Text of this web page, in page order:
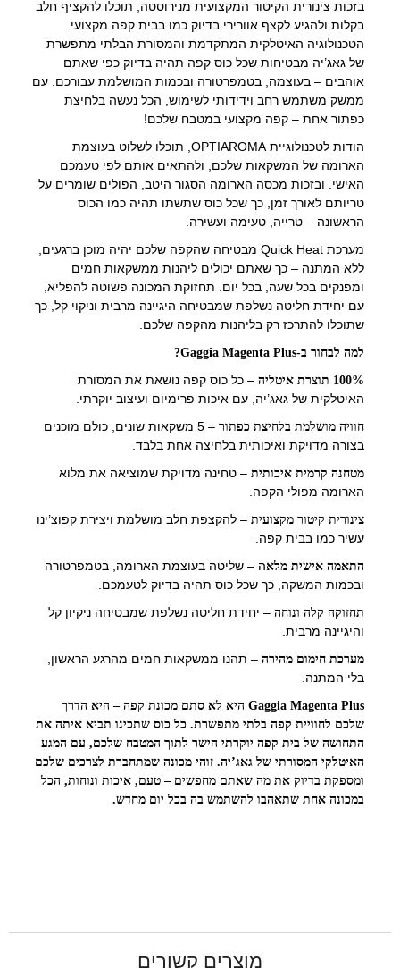
בזכות צינורית הקיטור המקצועית מנירוסטה, תוכלו להקציף חלב
בקלות ולהגיע לקצף אוורירי בדיוק כמו בבית קפה מקצועי.
הטכנולוגיה האיטלקית המתקדמת והמסורת הבלתי מתפשרת
של גאג’יה מבטיחות שכל כוס קפה תהיה בדיוק כפי שאתם
אוהבים – בעוצמה, בטמפרטורה ובכמות המושלמת עבורכם. עם
ממשק משתמש רחב וידידותי לשימוש, הכל נעשה בלחיצת
כפתור אחת – קפה מקצועי במטבח שלכם!
הודות לטכנולוגיית OPTIAROMA, תוכלו לשלוט בעוצמת
הארומה של המשקאות שלכם, ולהתאים אותם לפי טעמכם
האישי. ובזכות מכסה הארומה הסגור היטב, הפולים שומרים על
טריותם לאורך זמן, כך שכל כוס שתשתו תהיה כמו הכוס
הראשונה – טרייה, טעימה ועשירה.
מערכת Quick Heat מבטיחה שהקפה שלכם יהיה מוכן ברגעים,
ללא המתנה – כך שאתם יכולים ליהנות ממשקאות חמים
ומפנקים בכל שעה, בכל יום. תחזוקת המכונה פשוטה להפליא,
עם יחידת חליטה נשלפת שמבטיחה היגיינה מרבית וניקוי קל, כך
שתוכלו להתרכז רק בליהנות מהקפה שלכם.
למה לבחור ב-Gaggia Magenta Plus?
100% תוצרת איטליה
– כל כוס קפה נושאת את המסורת
האיטלקית של גאג’יה, עם איכות פרימיום ועיצוב יוקרתי.
חוויה מושלמת בלחיצת כפתור
– 5 משקאות שונים, כולם מוכנים
בצורה מדויקת ואיכותית בלחיצה אחת בלבד.
מטחנה קרמית איכותית – טחינה מדויקת שמוציאה את מלוא
הארומה מפולי הקפה.
צינורית קיטור מקצועית – להקצפת חלב מושלמת ויצירת קפוצ’ינו
עשיר כמו בבית קפה.
התאמה אישית מלאה – שליטה בעוצמת הארומה, בטמפרטורה
ובכמות המשקה, כך שכל כוס תהיה בדיוק לטעמכם.
תחזוקה קלה ונוחה – יחידת חליטה נשלפת שמבטיחה ניקיון קל
והיגיינה מרבית.
מערכת חימום מהירה – תהנו ממשקאות חמים מהרגע הראשון,
בלי המתנה.
Gaggia Magenta Plus היא לא סתם מכונת קפה – היא הדרך
שלכם לחוויית קפה בלתי מתפשרת. כל כוס שתכינו תביא איתה את
התחושה של בית קפה יוקרתי הישר לתוך המטבח שלכם, עם המגע
האיטלקי המסורתי של גאג’יה. זוהי מכונה שמתחברת לצרכים שלכם
ומספקת בדיוק את מה שאתם מחפשים – טעם, איכות ונוחות, הכל
במכונה אחת שתאהבו להשתמש בה בכל יום מחדש.
מוצרים קשורים